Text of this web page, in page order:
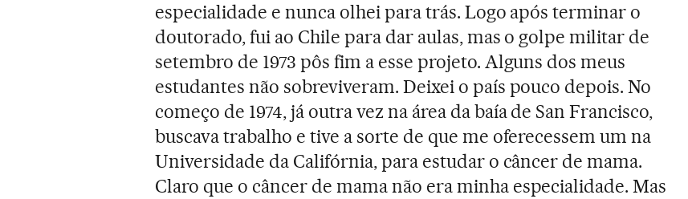
especialidade e nunca olhei para trás. Logo após terminar o
doutorado, fui ao Chile para dar aulas, mas o golpe militar de
setembro de 1973 pôs fim a esse projeto. Alguns dos meus
estudantes não sobreviveram. Deixei o país pouco depois. No
começo de 1974, já outra vez na área da baía de San Francisco,
buscava trabalho e tive a sorte de que me oferecessem um na
Universidade da Califórnia, para estudar o câncer de mama.
Claro que o câncer de mama não era minha especialidade. Mas